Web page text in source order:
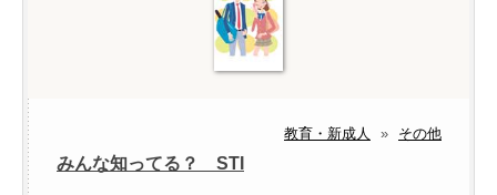
教育・新成人 » その他
みんな知ってる？ STI